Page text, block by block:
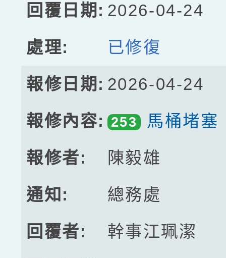
2026-04-24
已修復
2026-04-24
253 馬桶堵塞
陳毅雄
總務處
幹事江珮潔